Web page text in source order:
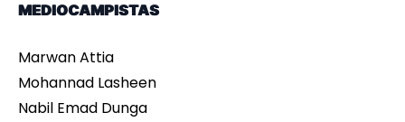
MEDIOCAMPISTAS
Marwan Attia
Mohannad Lasheen
Nabil Emad Dunga